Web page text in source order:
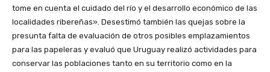
tome en cuenta el cuidado del río y el desarrollo económico de las
localidades ribereñas». Desestimó también las quejas sobre la
presunta falta de evaluación de otros posibles emplazamientos
para las papeleras y evaluó que Uruguay realizó actividades para
conservar las poblaciones tanto en su territorio como en la